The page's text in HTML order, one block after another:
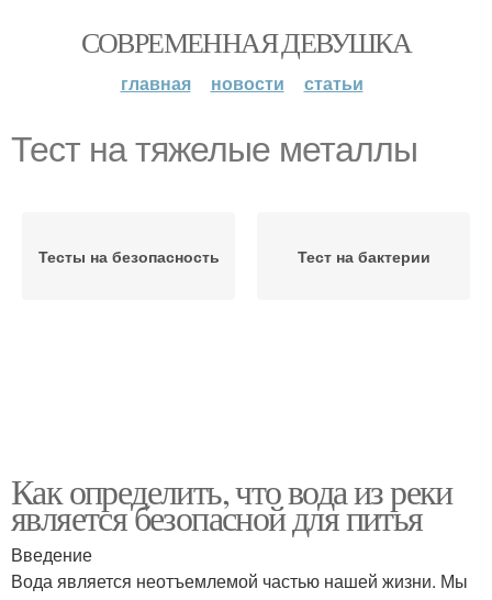
СОВРЕМЕННАЯ ДЕВУШКА
главная новости статьи
Тест на тяжелые металлы
Тесты на безопасность Тест на бактерии
Как определить, что вода из реки
является безопасной для питья
Введение
Вода является неотъемлемой частью нашей жизни. Мы